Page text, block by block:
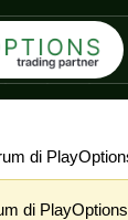
di
di